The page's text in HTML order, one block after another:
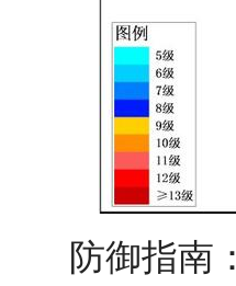
防御指南：